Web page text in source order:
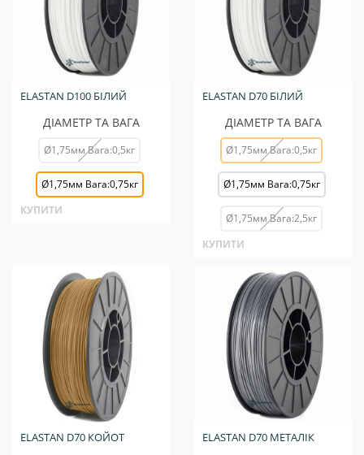
ELASTAN D100 БІЛИЙ
ДІАМЕТР ТА ВАГА
Ø1,75мм Вага:0,5кг
Ø1,75мм Вага:0,75кг
КУПИТИ
ELASTAN D70 БІЛИЙ
ДІАМЕТР ТА ВАГА
Ø1,75мм Вага:0,5кг
Ø1,75мм Вага:0,75кг
Ø1,75мм Вага:2,5кг
КУПИТИ
ELASTAN D70 КОЙОТ ELASTAN D70 МЕТАЛІК